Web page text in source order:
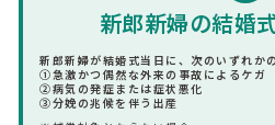
新郎新婦の結婚
新郎新婦が結婚式当日に、次のいずれか
①急激かつ偶然な外来の事故によるケガ
②病気の発症または症状悪化
③分娩の兆候を伴う出産